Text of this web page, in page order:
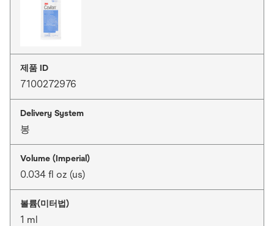
제품 ID
7100272976
Delivery System
봉
Volume (Imperial)
0.034 fl oz (us)
볼륨(미터법)
1 ml